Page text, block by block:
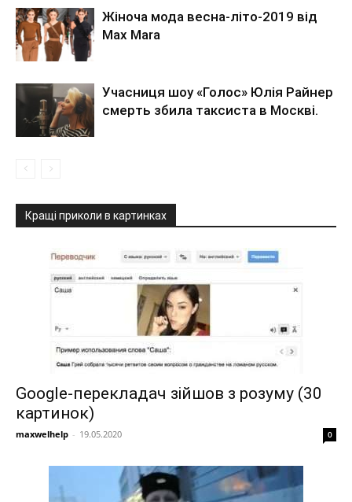
Жіноча мода весна-літо-2019 від
Max Mara
Учасниця шоу «Голос» Юлія Райнер
смерть збила таксиста в Москві.
Кращі приколи в картинках
Google-перекладач зійшов з розуму (30
картинок)
maxwelhelp - 19.05.2020 0